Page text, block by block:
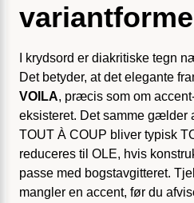
I krydsord er diakritiske tegn
Det betyder, at det elegante
VOILA, præcis som om
eksisteret. Det samme gælder
TOUT À COUP bliver typisk
reduceres til OLE, hvis
passe med bogstavgitteret.
mangler en accent, før du